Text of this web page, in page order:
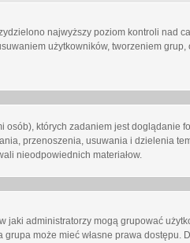
najwyższy poziom kontroli nad
użytkowników, tworzeniem
osób), których zadaniem jest
przenoszenia, usuwania i dzielenia
nieodpowiednich materiałow.
jaki administratorzy mogą grupować
może mieć własne prawa